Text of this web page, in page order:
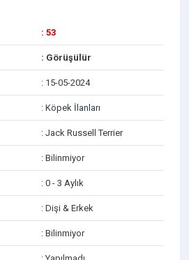
: 53
: Görüşülür
: 15-05-2024
: Köpek İlanları
: Jack Russell Terrier
: Bilinmiyor
: 0 - 3 Aylık
: Dişi & Erkek
: Bilinmiyor